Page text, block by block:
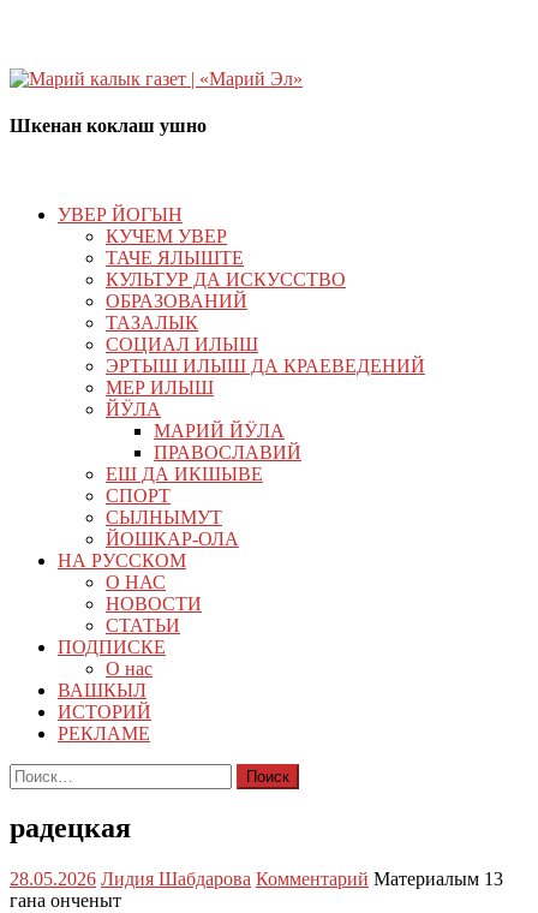
Шкенан коклаш ушно
УВЕР ЙОГЫН
КУЧЕМ УВЕР
ТАЧЕ ЯЛЫШТЕ
КУЛЬТУР ДА ИСКУССТВО
ОБРАЗОВАНИЙ
ТАЗАЛЫК
СОЦИАЛ ИЛЫШ
ЭРТЫШ ИЛЫШ ДА КРАЕВЕДЕНИЙ
МЕР ИЛЫШ
ЙӰЛА
МАРИЙ ЙӰЛА
ПРАВОСЛАВИЙ
ЕШ ДА ИКШЫВЕ
СПОРТ
СЫЛНЫМУТ
ЙОШКАР-ОЛА
НА РУССКОМ
О НАС
НОВОСТИ
СТАТЬИ
ПОДПИСКЕ
О нас
ВАШКЫЛ
ИСТОРИЙ
РЕКЛАМЕ
Найти:
радецкая
28.05.2026 Лидия Шабдарова Комментарий Материалым 13
гана онченыт